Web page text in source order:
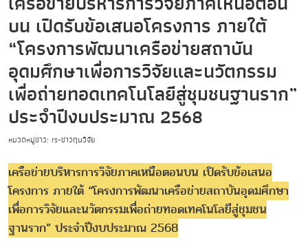
บน เปิดรับข้อเสนอโครงการ ภายใต้
“โครงการพัฒนาเครือข่ายสถาบัน
อุดมศึกษาเพื่อการวิจัยและนวัตกรรม
เพื่อถ่ายทอดเทคโนโลยีสู่ชุมชนฐานราก”
ประจำปีงบประมาณ 2568
หมวดหมู่ข่าว: rs-ข่าวทุนวิจัย
เครือข่ายบริหารการวิจัยภาคเหนือตอนบน เปิดรับข้อเสนอ
โครงการ ภายใต้ “โครงการพัฒนาเครือข่ายสถาบันอุดมศึกษา
เพื่อการวิจัยและนวัตกรรมเพื่อถ่ายทอดเทคโนโลยีสู่ชุมชน
ฐานราก” ประจำปีงบประมาณ 2568